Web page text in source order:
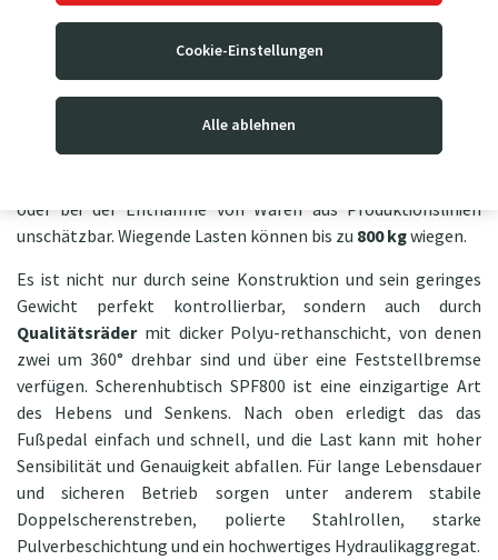
Cookie-Einstellungen
Alle ablehnen
Scherenhubtisch SPF800der idealer Begleiter für den
Transport und das Manipulieren von Ladungenbis zu 1.500
. Es ist für den industriellen Einsatz konzipiert. Er bietet
nicht nur ergonomisches Beladen und Abladen (schützt den
Rücken der Arbeiter), sondern ist beispielsweise beim Laden
oder bei der Entnahme von Waren aus Produktionslinien
unschätzbar. Wiegende Lasten können bis zu 800 kgwiegen.
Es ist nicht nur durch seine Konstruktion und sein geringes
Gewicht perfekt kontrollierbar, sondern auch durch
Qualitätsrädermit dicker Polyu-rethanschicht, von denen
zwei um 360° drehbar sind und über eine Feststellbremse
verfügen. Scherenhubtisch SPF800 ist eine einzigartige Art
des Hebens und Senkens. Nach oben erledigt das das
Fußpedal einfach und schnell, und die Last kann mit hoher
Sensibilität und Genauigkeit abfallen. Für lange Lebensdauer
und sicheren Betrieb sorgen unter anderem stabile
Doppelscherenstreben, polierte Stahlrollen, starke
Pulverbeschichtung und ein hochwertiges Hydraulikaggregat.